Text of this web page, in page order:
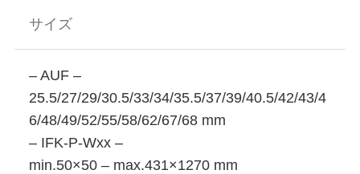
サイズ
– AUF –
25.5/27/29/30.5/33/34/35.5/37/39/40.5/42/43/4
6/48/49/52/55/58/62/67/68 mm
– IFK-P-Wxx –
min.50×50 – max.431×1270 mm